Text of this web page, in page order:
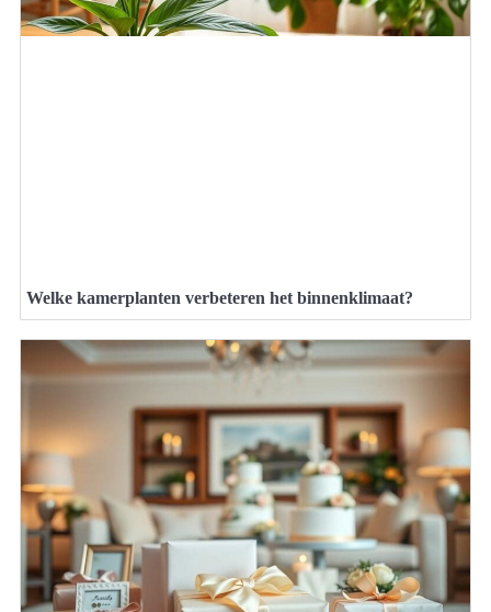
Welke kamerplanten verbeteren het binnenklimaat?